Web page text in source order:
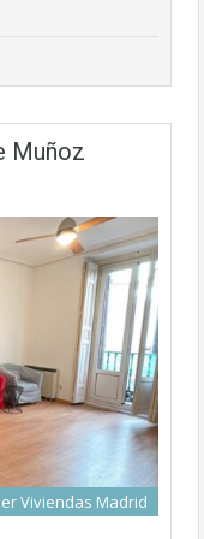
Muñoz
Viviendas Madrid